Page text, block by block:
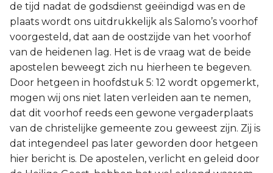
de tijd nadat de godsdienst geëindigd was en de
plaats wordt ons uitdrukkelijk als Salomo’s voorhof
voorgesteld, dat aan de oostzijde van het voorhof
van de heidenen lag. Het is de vraag wat de beide
apostelen beweegt zich nu hierheen te begeven.
Door hetgeen in hoofdstuk 5: 12 wordt opgemerkt,
mogen wij ons niet laten verleiden aan te nemen,
dat dit voorhof reeds een gewone vergaderplaats
van de christelijke gemeente zou geweest zijn. Zij is
dat integendeel pas later geworden door hetgeen
hier bericht is. De apostelen, verlicht en geleid door